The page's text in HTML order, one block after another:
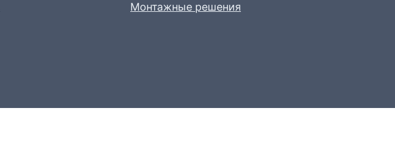
Монтажные решения